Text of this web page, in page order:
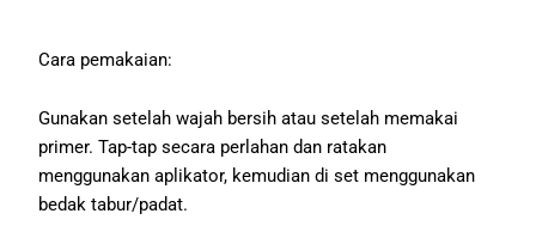
Cara pemakaian:
Gunakan setelah wajah bersih atau setelah memakai
primer. Tap-tap secara perlahan dan ratakan
menggunakan aplikator, kemudian di set menggunakan
bedak tabur/padat.